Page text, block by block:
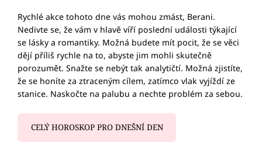
Rychlé akce tohoto dne vás mohou zmást, Berani.
Nedivte se, že vám v hlavě víří poslední události týkající
se lásky a romantiky. Možná budete mít pocit, že se věci
dějí příliš rychle na to, abyste jim mohli skutečně
porozumět. Snažte se nebýt tak analytičtí. Možná zjistíte,
že se honíte za ztraceným cílem, zatímco vlak vyjíždí ze
stanice. Naskočte na palubu a nechte problém za sebou.
CELÝ HOROSKOP PRO DNEŠNÍ DEN